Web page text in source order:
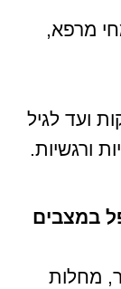
מרפא,
ועד לגיל
ורגשיות.
במצבים
מחלות